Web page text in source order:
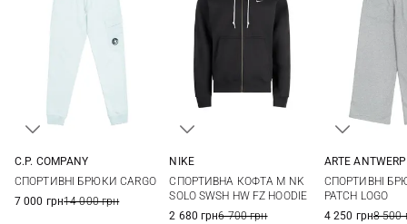
C.P. COMPANY
СПОРТИВНІ БРЮКИ CARGO
7 000 грн14 000 грн
XXL
3XL
NIKE
СПОРТИВНА КОФТА M NK
SOLO SWSH HW FZ HOODIE
2 680 грн6 700 грн
ARTE ANTWERP
СПОРТИВНІ
PATCH LOGO
4 250 грн8 500